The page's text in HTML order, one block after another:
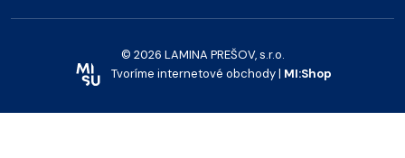
© 2026 LAMINA PREŠOV, s.r.o.
Tvoríme internetové obchody | MI:Shop